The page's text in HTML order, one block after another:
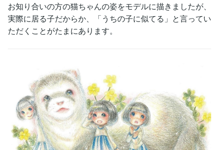
お知り合いの方の猫ちゃんの姿をモデルに描きましたが、
実際に居る子だからか、「うちの子に似てる」と言ってい
ただくことがたまにあります。